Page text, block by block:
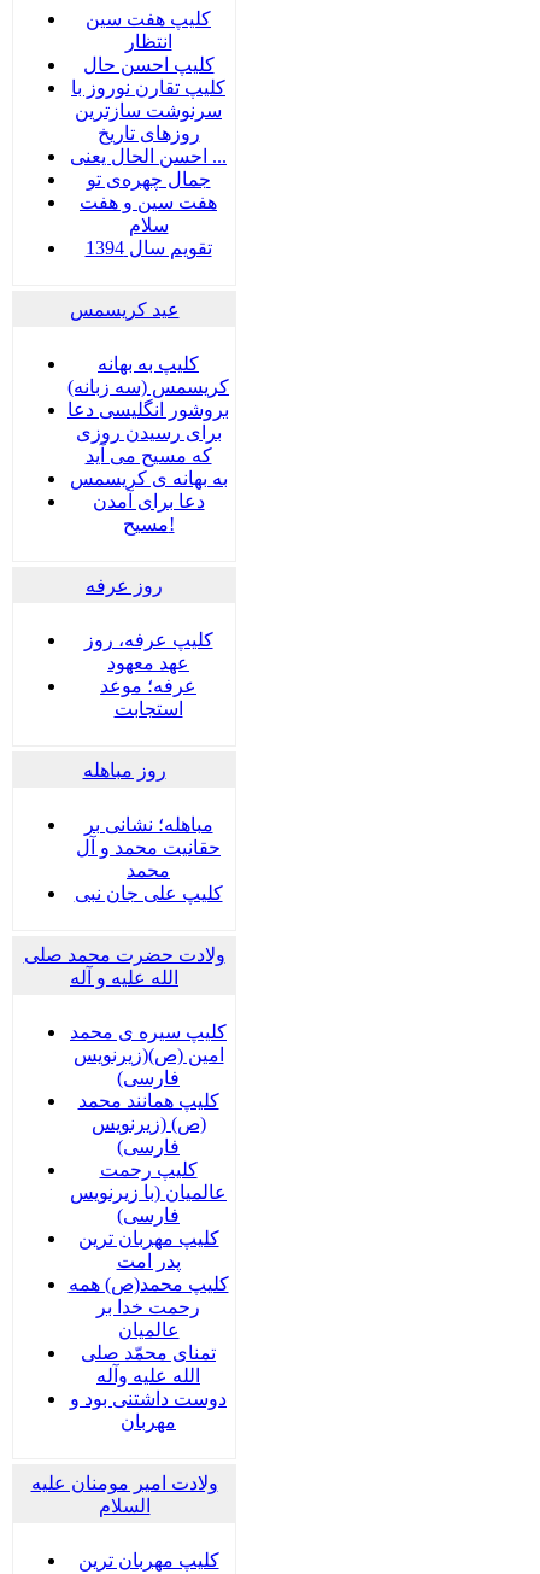
کلیپ هفت سین
انتظار
کلیپ احسن حال
کلیپ تقارن نوروز با
سرنوشت سازترین
روزهای تاریخ
احسن الحال یعنی ...
جمال چهره‌ی تو
هفت سين و هفت
سلام
تقویم سال 1394
عید کریسمس
کلیپ به بهانه
کریسمس (سه زبانه)
بروشور انگلیسی دعا
برای رسیدن روزی
که مسیح می آید
به بهانه ی کریسمس
دعا برای آمدن
مسیح!
روز عرفه
کلیپ عرفه، روز
عهد معهود
عرفه؛ موعد
استجابت
روز مباهله
مباهله؛ نشانی بر
حقانیت محمد و آل
محمد
کلیپ علی جان نبی
ولادت حضرت محمد صلی
الله علیه و آله
کلیپ سیره ی محمد
امین (ص)(زیرنویس
فارسی)
کلیپ همانند محمد
(ص) (زیرنویس
فارسی)
کلیپ رحمت
عالمیان (با زیرنویس
فارسی)
کلیپ مهربان ترین
پدر امت
کلیپ محمد(ص) همه
رحمت خدا بر
عالمیان
تمنای محمّد صلی
الله علیه وآله
دوست داشتنی بود و
مهربان
ولادت امیر مومنان علیه
السلام
کلیپ مهربان ترین